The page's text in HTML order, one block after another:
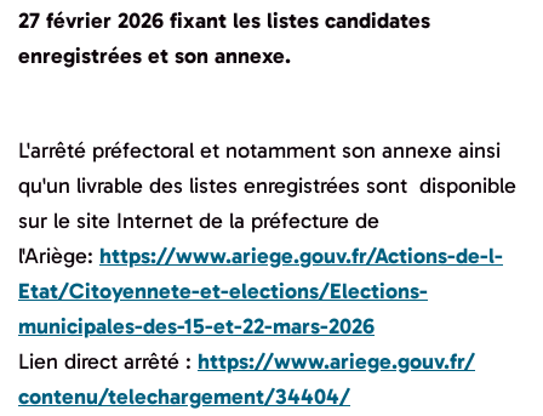
27 février 2026 fixant les listes candidates
enregistrées et son annexe.
L'arrêté préfectoral et notamment son annexe ainsi
qu'un livrable des listes enregistrées sont disponible
sur le site Internet de la préfecture de
l'Ariège: https://www.ariege.gouv.fr/Actions-de-l-
Etat/Citoyennete-et-elections/Elections-
municipales-des-15-et-22-mars-2026
Lien direct arrêté : https://www.ariege.gouv.fr/
contenu/telechargement/34404/